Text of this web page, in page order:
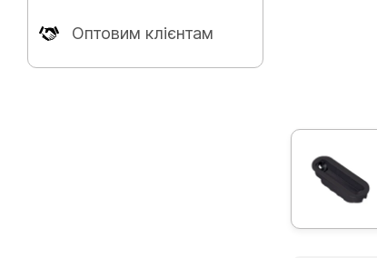
Оптовим клієнтам